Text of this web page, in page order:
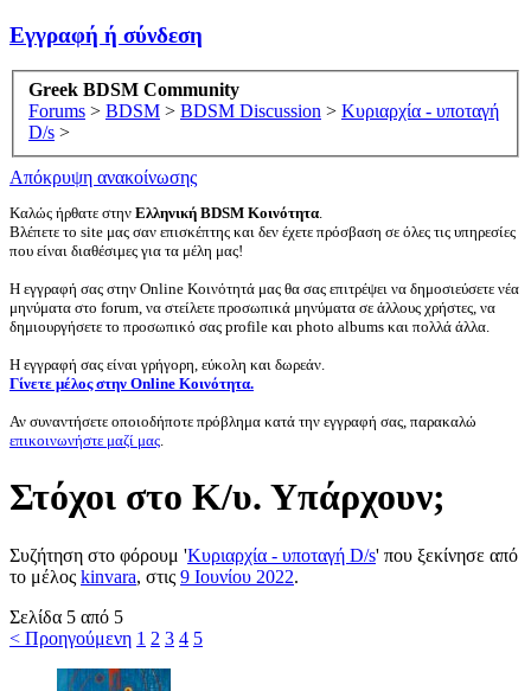
Εγγραφή ή σύνδεση
Greek BDSM Community
Forums > BDSM > BDSM Discussion > Κυριαρχία - υποταγή
D/s >
Απόκρυψη ανακοίνωσης
Καλώς ήρθατε στην Ελληνική BDSM Κοινότητα.
Βλέπετε το site μας σαν επισκέπτης και δεν έχετε πρόσβαση σε όλες τις υπηρεσίες
που είναι διαθέσιμες για τα μέλη μας!
Η εγγραφή σας στην Online Κοινότητά μας θα σας επιτρέψει να δημοσιεύσετε νέα
μηνύματα στο forum, να στείλετε προσωπικά μηνύματα σε άλλους χρήστες, να
δημιουργήσετε το προσωπικό σας profile και photo albums και πολλά άλλα.
Η εγγραφή σας είναι γρήγορη, εύκολη και δωρεάν.
Γίνετε μέλος στην Online Κοινότητα.
Αν συναντήσετε οποιοδήποτε πρόβλημα κατά την εγγραφή σας, παρακαλώ
επικοινωνήστε μαζί μας.
Στόχοι στο Κ/υ. Υπάρχουν;
Συζήτηση στο φόρουμ 'Κυριαρχία - υποταγή D/s' που ξεκίνησε από
το μέλος kinvara, στις 9 Ιουνίου 2022.
Σελίδα 5 από 5
< Προηγούμενη 1 2 3 4 5